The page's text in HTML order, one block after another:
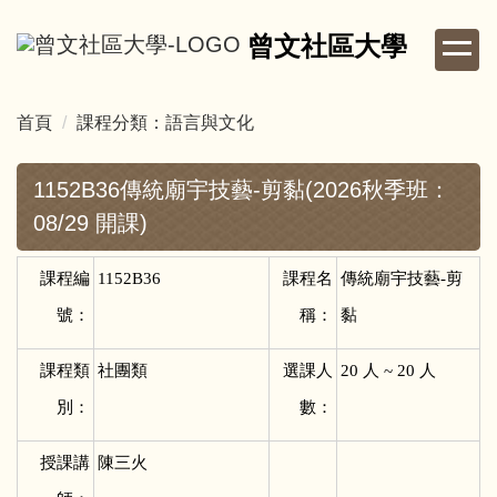
到
內
曾文社區大學
首頁 課程分類：語言與文化
1152B36傳統廟宇技藝-剪黏(2026秋季班：
08/29 開課)
課程編
號：
1152B36 課程名
稱：
傳統廟宇技藝-剪
黏
課程類
別：
社團類 選課人
數：
20 人 ~ 20 人
授課講 陳三火